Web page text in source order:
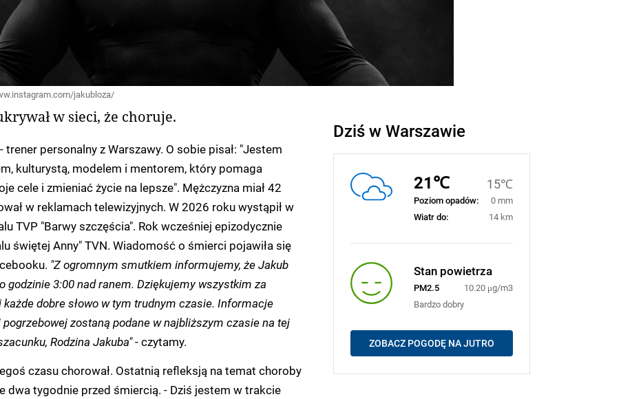
jakubloza/
w sieci, że choruje.
trener personalny z Warszawy. O sobie pisał: "Jestem
kulturystą, modelem i mentorem, który pomaga
cele i zmieniać życie na lepsze". Mężczyzna miał 42
w reklamach telewizyjnych. W 2026 roku wystąpił w
TVP "Barwy szczęścia". Rok wcześniej epizodycznie
świętej Anny" TVN. Wiadomość o śmierci pojawiła się
"Z ogromnym smutkiem informujemy, że Jakub
godzinie 3:00 nad ranem. Dziękujemy wszystkim za
dobre słowo w tym trudnym czasie. Informacje
zostaną podane w najbliższym czasie na tej
Rodzina Jakuba"- czytamy.
czasu chorował. Ostatnią refleksją na temat choroby
dwa tygodnie przed śmiercią. - Dziś jestem w trakcie
Dziś w Warszawie
21℃ 15℃
Poziom opadów:
0 mm
Wiatr do:
14 km
Stan powietrza
PM2.5
10.20 μg/m3
Bardzo dobry
ZOBACZ POGODĘ NA JUTRO